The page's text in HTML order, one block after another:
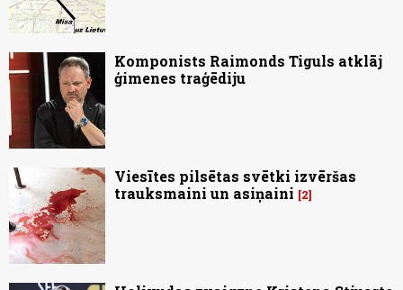
Komponists Raimonds Tiguls atklāj
ģimenes traģēdiju
Viesītes pilsētas svētki izvēršas
trauksmaini un asiņaini
2